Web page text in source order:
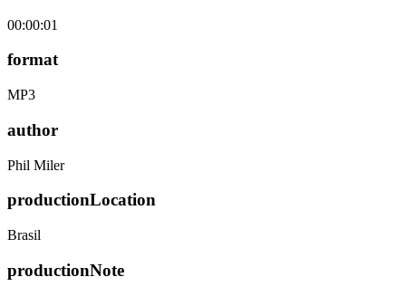
00:00:01
format
MP3
author
Phil Miler
productionLocation
Brasil
productionNote